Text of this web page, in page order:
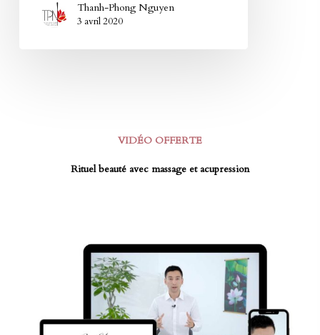
Thanh-Phong Nguyen
3 avril 2020
VIDÉO OFFERTE
Rituel beauté avec massage et acupression